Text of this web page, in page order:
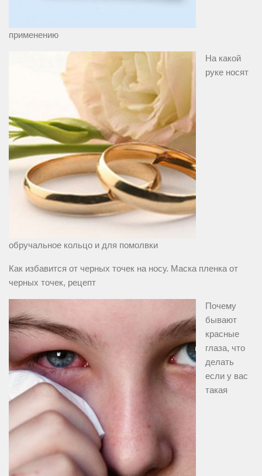
применению
На какой
руке носят
обручальное кольцо и для помолвки
Как избавится от черных точек на носу. Маска пленка от
черных точек, рецепт
Почему
бывают
красные
глаза, что
делать
если у вас
такая